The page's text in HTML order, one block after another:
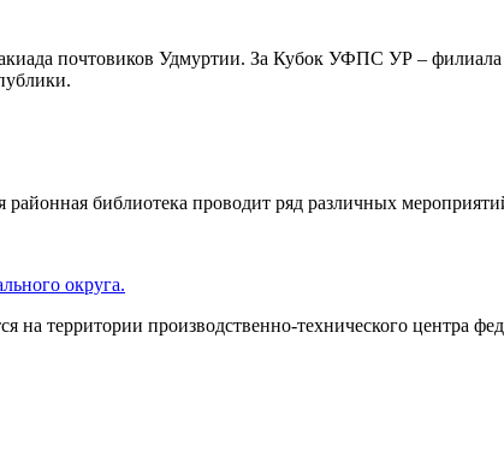
почтовиков Удмуртии. За Кубок УФПС УР –
библиотека проводит ряд различных
округа.
территории производственно-технического центра